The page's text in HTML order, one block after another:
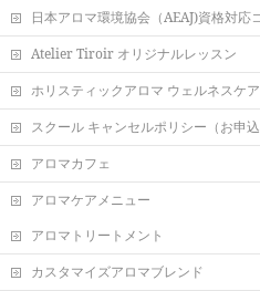
日本アロマ環境協会（AEAJ)資格対応
Atelier Tiroir オリジナルレッスン
ホリスティックアロマ ウェルネスケ
スクール キャンセルポリシー（お申
アロマカフェ
アロマケアメニュー
アロマトリートメント
カスタマイズアロマブレンド